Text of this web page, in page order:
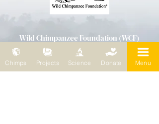
Wild Chimpanzee Foundation (WCF)
69, chemin de Planta
1223 Cologny / Suisse
Chimps Projects Science Donate Menu